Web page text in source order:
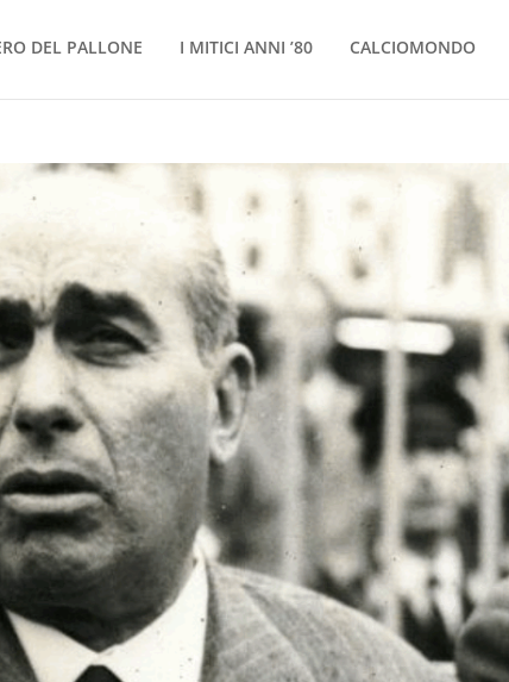
DEL PALLONE I MITICI ANNI ’80 CALCIOMONDO